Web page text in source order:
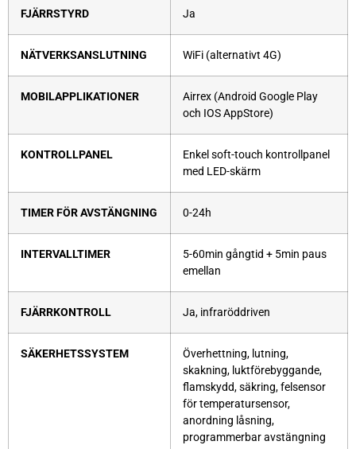
FJÄRRSTYRD Ja
NÄTVERKSANSLUTNING WiFi (alternativt 4G)
MOBILAPPLIKATIONER
Airrex (Android Google Play
och IOS AppStore)
KONTROLLPANEL
Enkel soft-touch kontrollpanel
med LED-skärm
TIMER FÖR AVSTÄNGNING 0-24h
INTERVALLTIMER
5-60min gångtid + 5min paus
emellan
FJÄRRKONTROLL Ja, infraröddriven
SÄKERHETSSYSTEM
Överhettning, lutning,
skakning, luktförebyggande,
flamskydd, säkring, felsensor
för temperatursensor,
anordning låsning,
programmerbar avstängning